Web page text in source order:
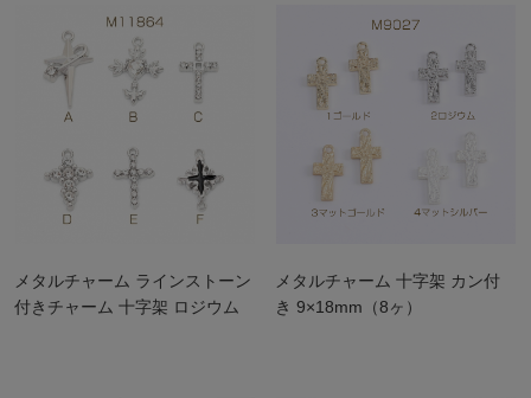
メタルチャーム ラインストーン
付きチャーム 十字架 ロジウム
メタルチャーム 十字架 カン付
き 9×18mm（8ヶ）